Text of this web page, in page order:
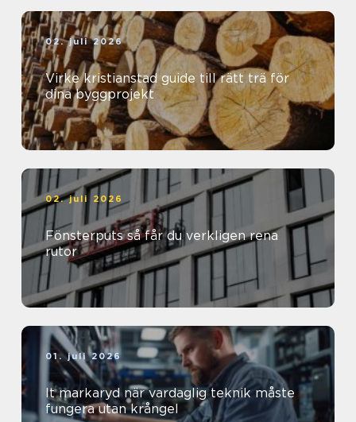
02. juli 2026
Virke kristianstad guide till rätt trä för
dina byggprojekt
02. juli 2026
Fönsterputs så får du verkligen rena
rutor
01. juli 2026
It markaryd när vardaglig teknik måste
fungera utan krångel